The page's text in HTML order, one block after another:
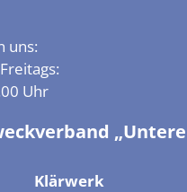
uns:
Uhr
„Untere
Klärwerk